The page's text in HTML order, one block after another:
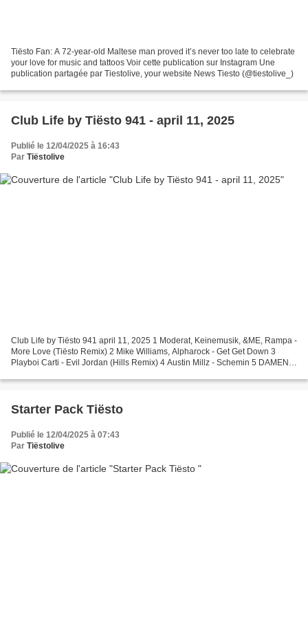
Tiësto Fan: A 72-year-old Maltese man proved it’s never too late to celebrate
your love for music and tattoos Voir cette publication sur Instagram Une
publication partagée par Tiestolive, your website News Tiesto (@tiestolive_)
Club Life by Tiësto 941 - april 11, 2025
Publié le 12/04/2025 à 16:43
Par Tiëstolive
Club Life by Tiësto 941 april 11, 2025 1 Moderat, Keinemusik, &ME, Rampa -
More Love (Tiësto Remix) 2 Mike Williams, Alpharock - Get Get Down 3
Playboi Carti - Evil Jordan (Hills Remix) 4 Austin Millz - Schemin 5 DAMEN x
Starter Pack Tiësto
Publié le 12/04/2025 à 07:43
Par Tiëstolive